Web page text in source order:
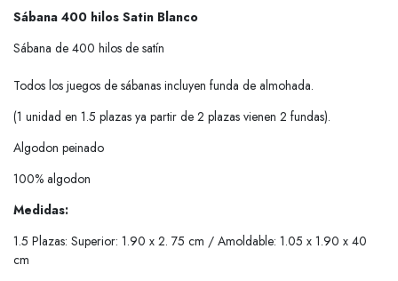
Sábana 400 hilos Satin Blanco
Sábana de 400 hilos de satín
Todos los juegos de sábanas incluyen funda de almohada.
(1 unidad en 1.5 plazas ya partir de 2 plazas vienen 2 fundas).
Algodon peinado
100% algodon
Medidas:
1.5 Plazas: Superior: 1.90 x 2. 75 cm / Amoldable: 1.05 x 1.90 x 40
cm